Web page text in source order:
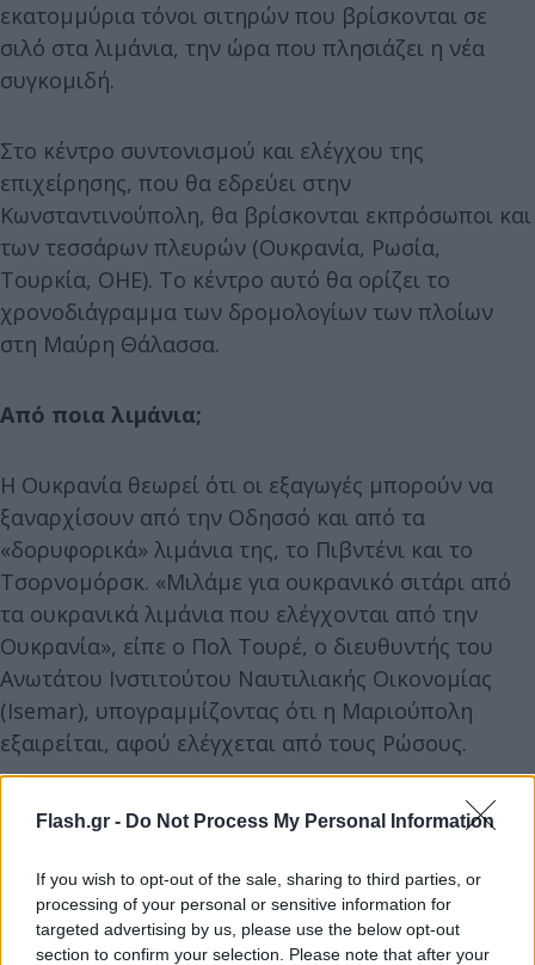
Flash.gr - Do Not Process My Personal Information
If you wish to opt-out of the sale, sharing to third parties, or
processing of your personal or sensitive information for
targeted advertising by us, please use the below opt-out
section to confirm your selection. Please note that after your
εκατομμύρια τόνοι σιτηρών που βρίσκονται σε
σιλό στα λιμάνια, την ώρα που πλησιάζει η νέα
συγκομιδή.
Στο κέντρο συντονισμού και ελέγχου της
επιχείρησης, που θα εδρεύει στην
Κωνσταντινούπολη, θα βρίσκονται εκπρόσωποι και
των τεσσάρων πλευρών (Ουκρανία, Ρωσία,
Τουρκία, ΟΗΕ). Το κέντρο αυτό θα ορίζει το
χρονοδιάγραμμα των δρομολογίων των πλοίων
στη Μαύρη Θάλασσα.
Από ποια λιμάνια;
Η Ουκρανία θεωρεί ότι οι εξαγωγές μπορούν να
ξαναρχίσουν από την Οδησσό και από τα
«δορυφορικά» λιμάνια της, το Πιβντένι και το
Τσορνομόρσκ. «Μιλάμε για ουκρανικό σιτάρι από
τα ουκρανικά λιμάνια που ελέγχονται από την
Ουκρανία», είπε ο Πολ Τουρέ, ο διευθυντής του
Ανωτάτου Ινστιτούτου Ναυτιλιακής Οικονομίας
(Isemar), υπογραμμίζοντας ότι η Μαριούπολη
εξαιρείται, αφού ελέγχεται από τους Ρώσους.
«Για τον λόγο αυτόν δεν μιλάμε για θαλάσσιο
επισιτιστική κρίση», πρόσθεσε.
Τι θα συμβεί με τις νάρκες;